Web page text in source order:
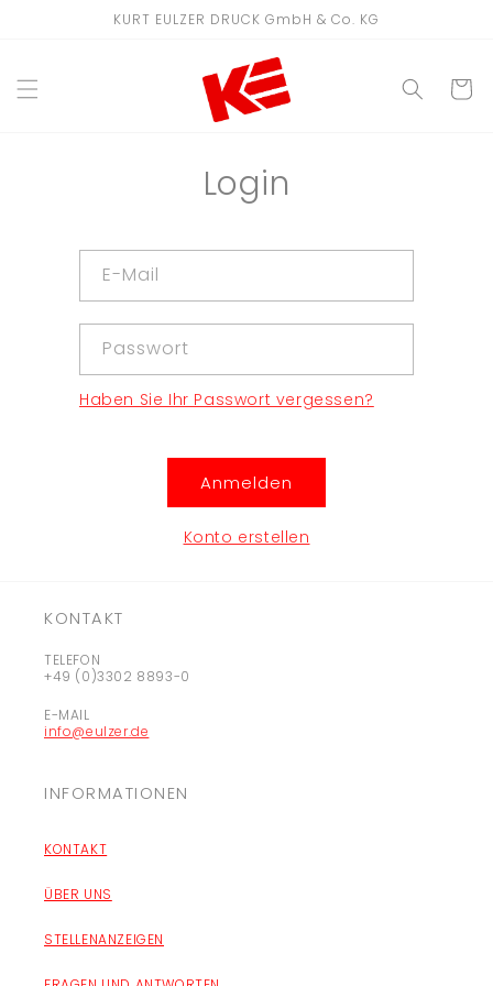
KURT EULZER DRUCK GmbH & Co. KG
Login
E-Mail
Passwort
Haben Sie Ihr Passwort vergessen?
Anmelden
Konto erstellen
KONTAKT
TELEFON
+49 (0)3302 8893-0
E-MAIL
info@eulzer.de
INFORMATIONEN
KONTAKT
ÜBER UNS
STELLENANZEIGEN